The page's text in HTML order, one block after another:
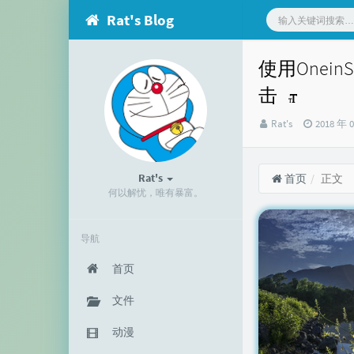
Rat's Blog
Rat's
何以解忧，唯有暴富。
导航
首页
文件
动漫
使用
击
博
Rat's
发
时
间：
2018 年
首页 正文